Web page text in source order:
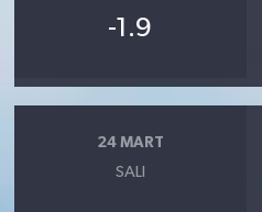
-1.9
24 MART
SALI